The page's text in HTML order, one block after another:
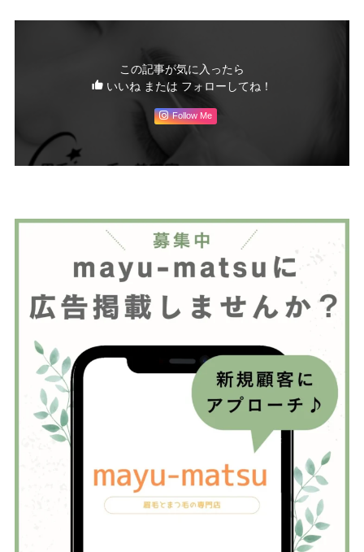
この記事が気に入ったら
いいね または フォローしてね！
Follow Me